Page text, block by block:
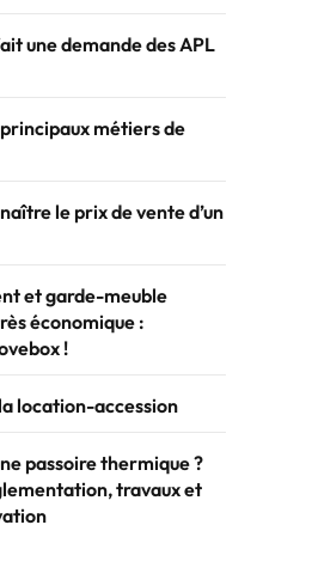
une demande des APL
métiers de
le prix de vente d’un
et garde-meuble
économique :
!
location-accession
passoire thermique ?
travaux et